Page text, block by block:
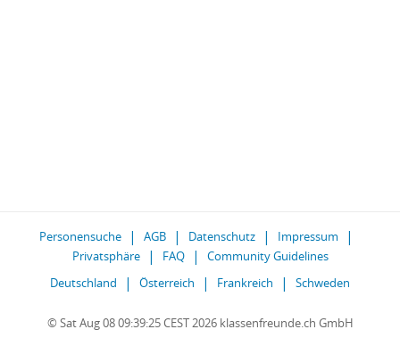
Personensuche AGB Datenschutz
Impressum
Privatsphäre
FAQ
Community Guidelines
Deutschland
Österreich Frankreich Schweden
© Sat Aug 08 09:39:25 CEST 2026 klassenfreunde.ch GmbH